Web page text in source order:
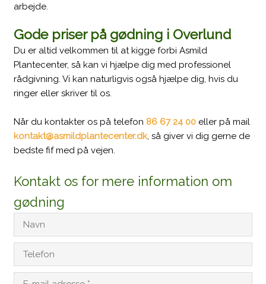
arbejde.
Gode priser på gødning i Overlund
Du er altid velkommen til at kigge forbi Asmild
Plantecenter, så kan vi hjælpe dig med professionel
rådgivning. Vi kan naturligvis også hjælpe dig, hvis du
ringer eller skriver til os.
Når du kontakter os på telefon 86 67 24 00 eller på mail
kontakt@asmildplantecenter.dk​, så giver vi dig gerne de
bedste fif med på vejen.
Kontakt os for mere information om
gødning​